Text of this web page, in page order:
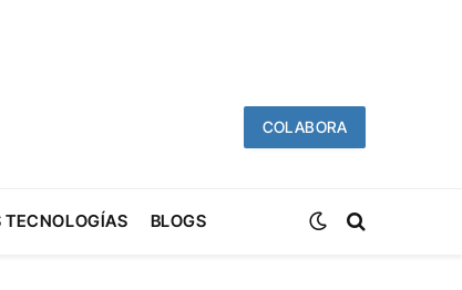
COLABORA
TECNOLOGÍAS BLOGS